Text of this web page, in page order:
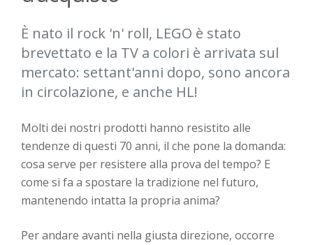
È nato il rock 'n' roll, LEGO è stato
brevettato e la TV a colori è arrivata sul
mercato: settant'anni dopo, sono ancora
in circolazione, e anche HL!
Molti dei nostri prodotti hanno resistito alle
tendenze di questi 70 anni, il che pone la domanda:
cosa serve per resistere alla prova del tempo? E
come si fa a spostare la tradizione nel futuro,
mantenendo intatta la propria anima?
Per andare avanti nella giusta direzione, occorre